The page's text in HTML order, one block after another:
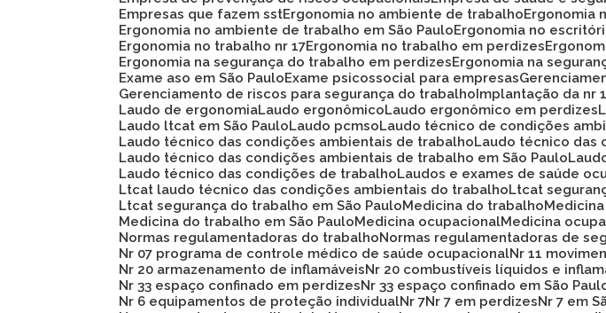
Empresas que fazem sst Ergonomia no ambiente de trabalho
Ergonomia no ambiente de trabalho em São Paulo
Ergonomia no
Ergonomia no trabalho nr 17 Ergonomia no trabalho em perdizes
Ergonomia na segurança do trabalho em perdizes
Ergonomia na
Exame aso em São Paulo Exame psicossocial para empresas
Gerenciamento de riscos para segurança do trabalho Implantação da nr
Laudo de ergonomia Laudo ergonômico Laudo ergonômico em perdizes
Laudo ltcat em São Paulo
Laudo pcmso
Laudo técnico de condições
Laudo técnico das condições ambientais de trabalho
Laudo técnico
Laudo técnico das condições ambientais de trabalho em São Paulo
Laudo técnico das condições de trabalho
Laudos e exames de saúde
Ltcat laudo técnico das condições ambientais do trabalho
Ltcat
Ltcat segurança do trabalho em São Paulo
Medicina do trabalho
Medicina do trabalho em São Paulo
Medicina ocupacional Medicina
Normas regulamentadoras do trabalho
Normas regulamentadoras de
Nr 07 programa de controle médico de saúde ocupacional
Nr 11
Nr 20 armazenamento de inflamáveis
Nr 20 combustíveis líquidos e
Nr 33 espaço confinado em perdizes
Nr 33 espaço confinado em São
Nr 6 equipamentos de proteção individual
Nr 7 Nr 7 em perdizes Nr 7 em